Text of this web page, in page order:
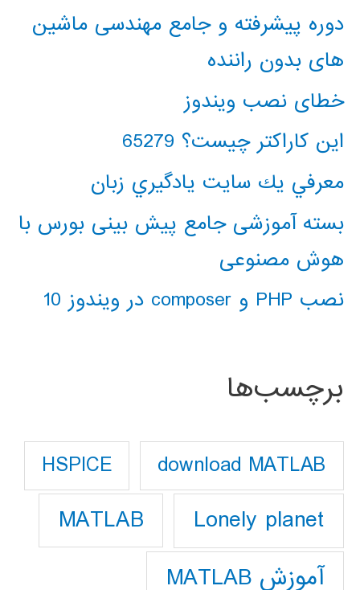
دوره پیشرفته و جامع مهندسی ماشین
های بدون راننده
خطای نصب ویندوز
این کاراکتر چیست؟ 65279
معرفي يك سايت يادگيري زبان
بسته آموزشی جامع پیش بینی بورس با
هوش مصنوعی
نصب PHP و composer در ویندوز 10
برچسب‌ها
download MATLAB
HSPICE
Lonely planet
MATLAB
آموزش MATLAB